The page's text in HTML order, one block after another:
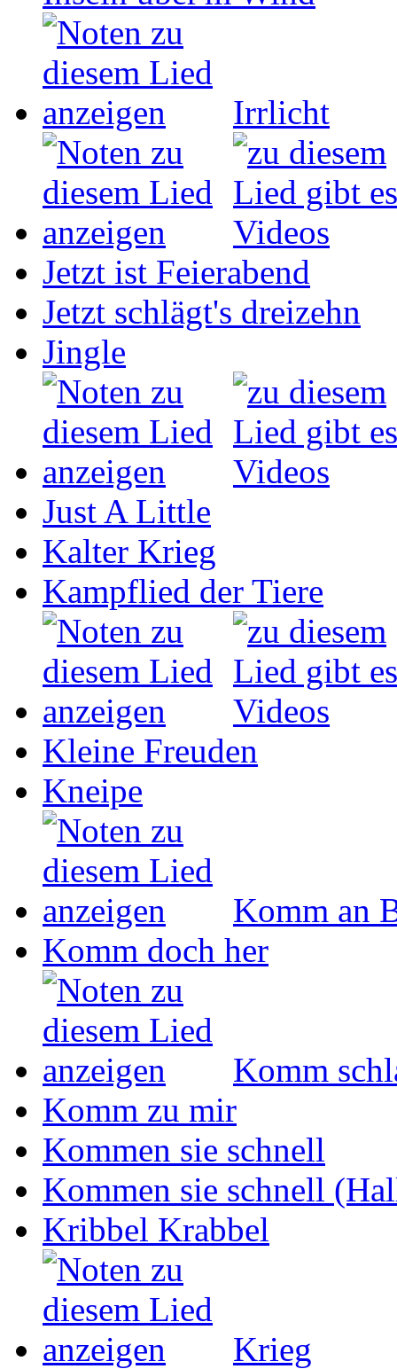
Irrlicht
Jetzt ist Feierabend
Jetzt schlägt's dreizehn
Jingle
Just A Little
Kalter Krieg
Kampflied der Tiere
Kleine Freuden
Kneipe
Komm an
Komm doch her
Komm
Komm zu mir
Kommen sie schnell
Kommen sie schnell
Kribbel Krabbel
Krieg